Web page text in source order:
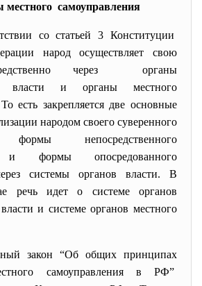
местного самоуправления
со статьей 3 Конституции
народ осуществляет свою
через органы
власти и органы местного
есть закрепляется две основные
народом своего суверенного
формы непосредственного
и формы опосредованного
системы органов власти. В
речь идет о системе органов
и системе органов местного
закон “Об общих принципах
самоуправления в РФ”